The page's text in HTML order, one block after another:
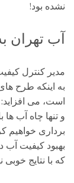
نشده بود!
آب تهران
مدیر کنترل
به اینکه طرح
است، می
و تنها چاه آب
بهبود کیفیت
که با نتایج